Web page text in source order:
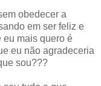
obedecer a
em ser feliz e
eu mais quero é
eu não agradeceria
sou???